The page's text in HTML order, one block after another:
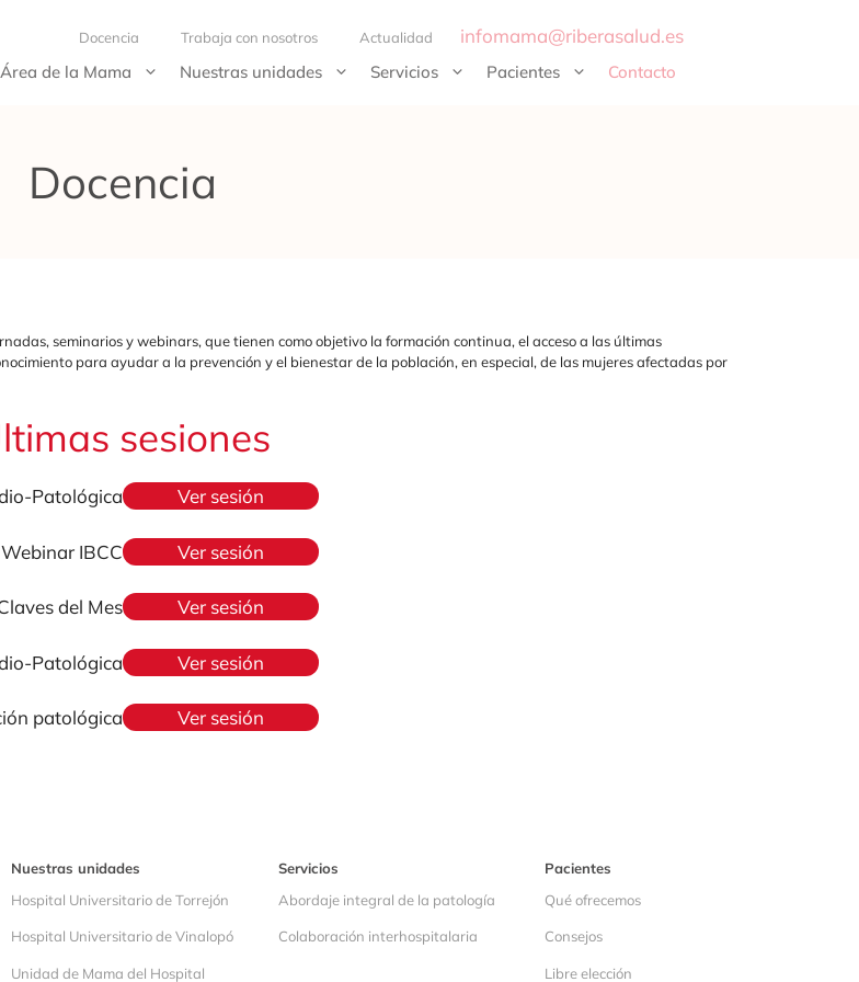
Área de la Mama Nuestras unidades Servicios Pacientes Contacto
Docencia Trabaja con nosotros Actualidad infomama@riberasalud.es
Docencia
seminarios y webinars, que tienen como objetivo la formación continua, el acceso a las últimas
para ayudar a la prevención y el bienestar de la población, en especial, de las mujeres afectadas por
sesiones
Patológica Ver sesión
Webinar IBCC Ver sesión
del Mes Ver sesión
Patológica Ver sesión
patológica Ver sesión
Nuestras unidades
Hospital Universitario de Torrejón
Hospital Universitario de Vinalopó
Unidad de Mama del Hospital
Servicios
Abordaje integral de la patología
Colaboración interhospitalaria
Pacientes
Qué ofrecemos
Consejos
Libre elección